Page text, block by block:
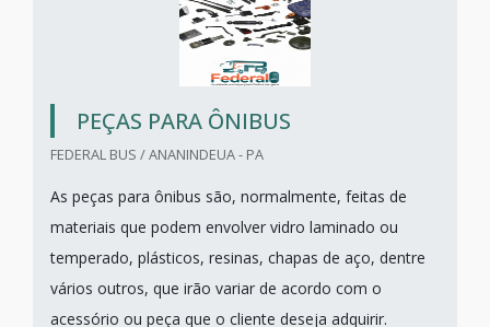
PEÇAS PARA ÔNIBUS
FEDERAL BUS / ANANINDEUA - PA
As peças para ônibus são, normalmente, feitas de
materiais que podem envolver vidro laminado ou
temperado, plásticos, resinas, chapas de aço, dentre
vários outros, que irão variar de acordo com o
acessório ou peça que o cliente deseja adquirir.